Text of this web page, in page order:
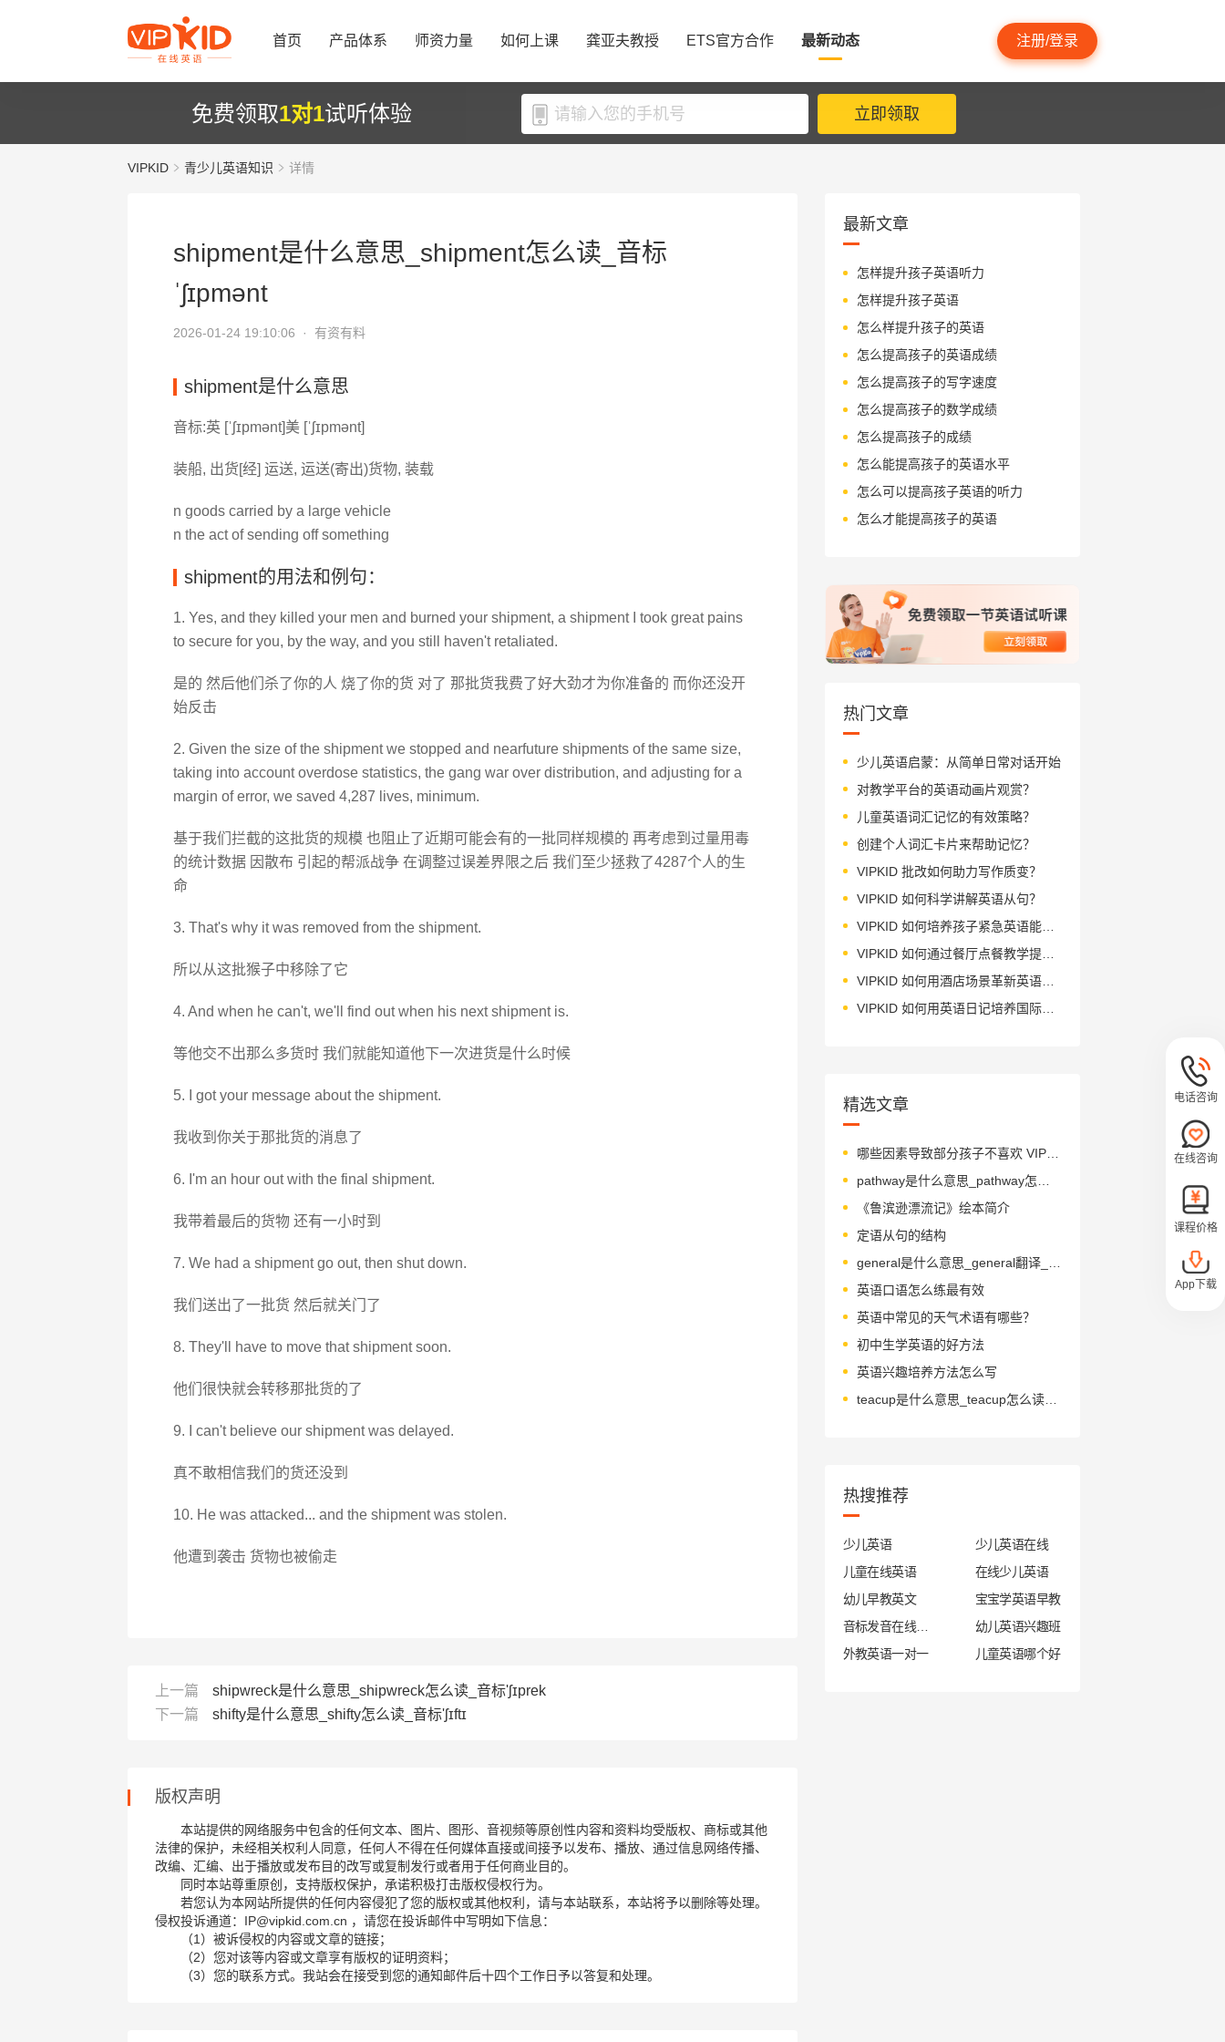
首页 产品体系 师资力量 如何上课 龚亚夫教授 ETS官方合作 最新动态 注册/登录
免费领取1对1试听体验 立即领取
VIPKID 青少儿英语知识 详情
shipment是什么意思_shipment怎么读_音标
ˈʃɪpmənt
2026-01-24 19:10:06 · 有资有料
shipment是什么意思
音标:英 [ˈʃɪpmənt]美 [ˈʃɪpmənt]
装船, 出货[经] 运送, 运送(寄出)货物, 装载
n goods carried by a large vehicle
n the act of sending off something
shipment的用法和例句：
1. Yes, and they killed your men and burned your shipment, a shipment I took great pains
to secure for you, by the way, and you still haven't retaliated.
是的 然后他们杀了你的人 烧了你的货 对了 那批货我费了好大劲才为你准备的 而你还没开
始反击
2. Given the size of the shipment we stopped and nearfuture shipments of the same size,
taking into account overdose statistics, the gang war over distribution, and adjusting for a
margin of error, we saved 4,287 lives, minimum.
基于我们拦截的这批货的规模 也阻止了近期可能会有的一批同样规模的 再考虑到过量用毒
的统计数据 因散布 引起的帮派战争 在调整过误差界限之后 我们至少拯救了4287个人的生
命
3. That's why it was removed from the shipment.
所以从这批猴子中移除了它
4. And when he can't, we'll find out when his next shipment is.
等他交不出那么多货时 我们就能知道他下一次进货是什么时候
5. I got your message about the shipment.
我收到你关于那批货的消息了
6. I'm an hour out with the final shipment.
我带着最后的货物 还有一小时到
7. We had a shipment go out, then shut down.
我们送出了一批货 然后就关门了
8. They'll have to move that shipment soon.
他们很快就会转移那批货的了
9. I can't believe our shipment was delayed.
真不敢相信我们的货还没到
10. He was attacked... and the shipment was stolen.
他遭到袭击 货物也被偷走
上一篇
shipwreck是什么意思_shipwreck怎么读_音标'ʃɪprek
下一篇
shifty是什么意思_shifty怎么读_音标'ʃɪftɪ
版权声明
本站提供的网络服务中包含的任何文本、图片、图形、音视频等原创性内容和资料均受版权、商标或其他
法律的保护，未经相关权利人同意，任何人不得在任何媒体直接或间接予以发布、播放、通过信息网络传播、
改编、汇编、出于播放或发布目的改写或复制发行或者用于任何商业目的。
同时本站尊重原创，支持版权保护，承诺积极打击版权侵权行为。
若您认为本网站所提供的任何内容侵犯了您的版权或其他权利，请与本站联系，本站将予以删除等处理。
侵权投诉通道：IP@vipkid.com.cn ，请您在投诉邮件中写明如下信息：
（1）被诉侵权的内容或文章的链接；
（2）您对该等内容或文章享有版权的证明资料；
（3）您的联系方式。我站会在接受到您的通知邮件后十四个工作日予以答复和处理。
最新文章
怎样提升孩子英语听力
怎样提升孩子英语
怎么样提升孩子的英语
怎么提高孩子的英语成绩
怎么提高孩子的写字速度
怎么提高孩子的数学成绩
怎么提高孩子的成绩
怎么能提高孩子的英语水平
怎么可以提高孩子英语的听力
怎么才能提高孩子的英语
热门文章
少儿英语启蒙：从简单日常对话开始
对教学平台的英语动画片观赏？
儿童英语词汇记忆的有效策略？
创建个人词汇卡片来帮助记忆？
VIPKID 批改如何助力写作质变？
VIPKID 如何科学讲解英语从句？
VIPKID 如何培养孩子紧急英语能力？
VIPKID 如何通过餐厅点餐教学提升少儿英语应用能力？
VIPKID 如何用酒店场景革新英语教学？
VIPKID 如何用英语日记培养国际化人才？
精选文章
哪些因素导致部分孩子不喜欢 VIPKID 课程？
《鲁滨逊漂流记》绘本简介
定语从句的结构
英语口语怎么练最有效
英语中常见的天气术语有哪些？
初中生学英语的好方法
英语兴趣培养方法怎么写
teacup是什么意思_teacup怎么读_音标ˈti-kʌp
热搜推荐
少儿英语
少儿英语在线
儿童在线英语
在线少儿英语
幼儿早教英文
宝宝学英语早教
幼儿英语兴趣班
外教英语一对一
儿童英语哪个好
电话咨询
在线咨询
课程价格
App下载